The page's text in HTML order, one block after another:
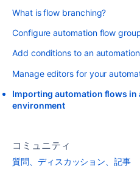
What is flow branching?
Configure automation flow
Add conditions to an
Manage editors for your
Importing automation flows in
environment
コミュニティ
質問、ディスカッション、記事